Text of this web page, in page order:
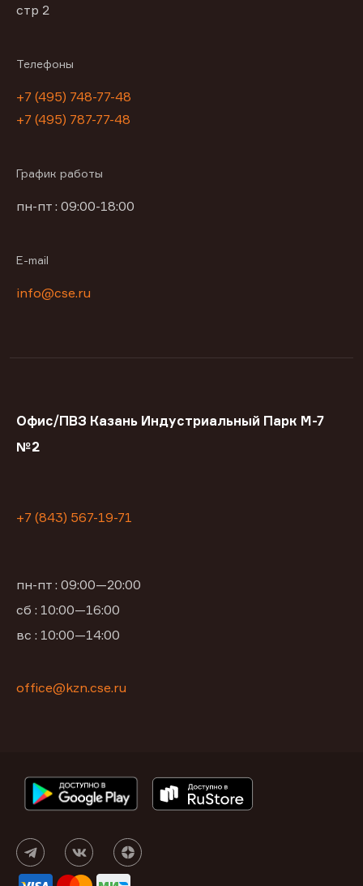
стр 2
Телефоны
+7 (495) 748-77-48
+7 (495) 787-77-48
График работы
пн-пт : 09:00-18:00
E-mail
info@cse.ru
Офис/ПВЗ Казань Индустриальный Парк М-7
№2
+7 (843) 567-19-71
пн-пт : 09:00—20:00
сб : 10:00—16:00
вс : 10:00—14:00
office@kzn.cse.ru